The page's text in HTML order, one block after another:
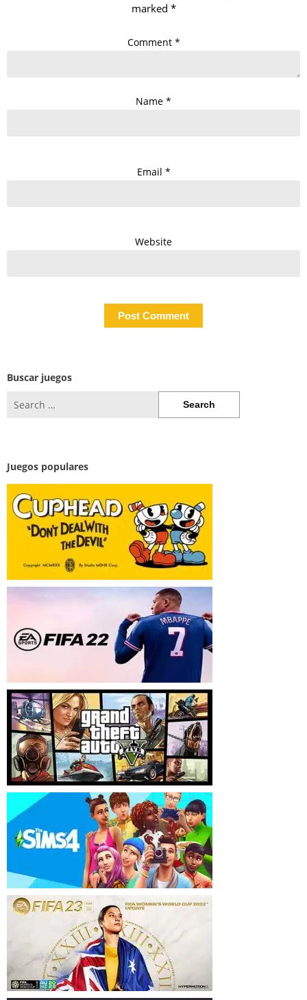
marked *
Comment *
Name *
Email *
Website
Buscar juegos
for:
Juegos populares